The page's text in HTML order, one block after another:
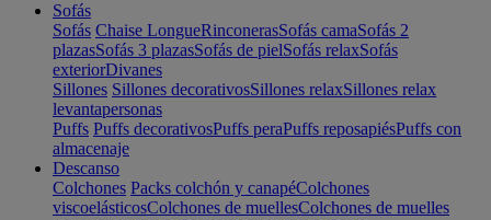
Sofás
Sofás Chaise LongueRinconerasSofás camaSofás 2
plazasSofás 3 plazasSofás de pielSofás relaxSofás
exteriorDivanes
Sillones Sillones decorativosSillones relaxSillones relax
levantapersonas
Puffs Puffs decorativosPuffs peraPuffs reposapiésPuffs con
almacenaje
Descanso
Colchones Packs colchón y canapéColchones
viscoelásticosColchones de muellesColchones de muelles